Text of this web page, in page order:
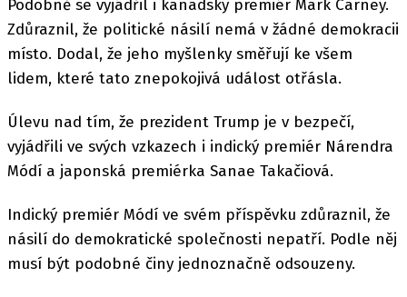
Podobně se vyjádřil i kanadský premiér Mark Carney.
Zdůraznil, že politické násilí nemá v žádné demokracii
místo. Dodal, že jeho myšlenky směřují ke všem
lidem, které tato znepokojivá událost otřásla.
Úlevu nad tím, že prezident Trump je v bezpečí,
vyjádřili ve svých vzkazech i indický premiér Nárendra
Módí a japonská premiérka Sanae Takačiová.
Indický premiér Módí ve svém příspěvku zdůraznil, že
násilí do demokratické společnosti nepatří. Podle něj
musí být podobné činy jednoznačně odsouzeny.